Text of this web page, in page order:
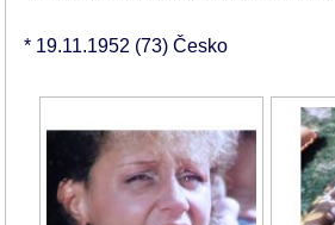
* 19.11.1952 (73) Česko